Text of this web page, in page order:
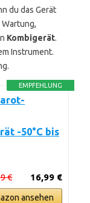
du das Gerät
Kombigerät.
Instrument.
EMPFEHLUNG
-50°C bis
16,99 €
€
ansehen